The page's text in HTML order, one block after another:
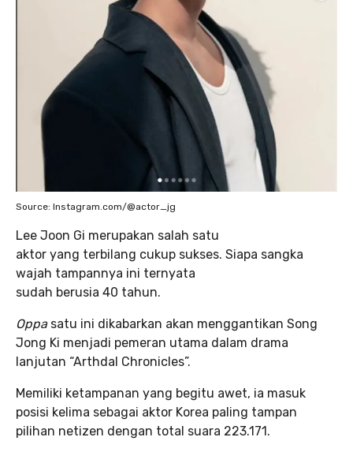
Source: Instagram.com/@actor_jg
Lee Joon Gi merupakan salah satu
aktor yang terbilang cukup sukses. Siapa sangka
wajah tampannya ini ternyata
sudah berusia 40 tahun.
Oppasatu ini dikabarkan akan menggantikan Song
Jong Ki menjadi pemeran utama dalam drama
lanjutan “Arthdal Chronicles”.
Memiliki ketampanan yang begitu awet, ia masuk
posisi kelima sebagai aktor Korea paling tampan
pilihan netizen dengan total suara 223.171.